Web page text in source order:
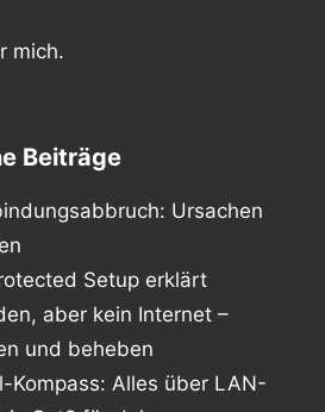
mich.
Beiträge
Ursachen
Setup erklärt
aber kein Internet –
und beheben
Kompass: Alles über LAN-